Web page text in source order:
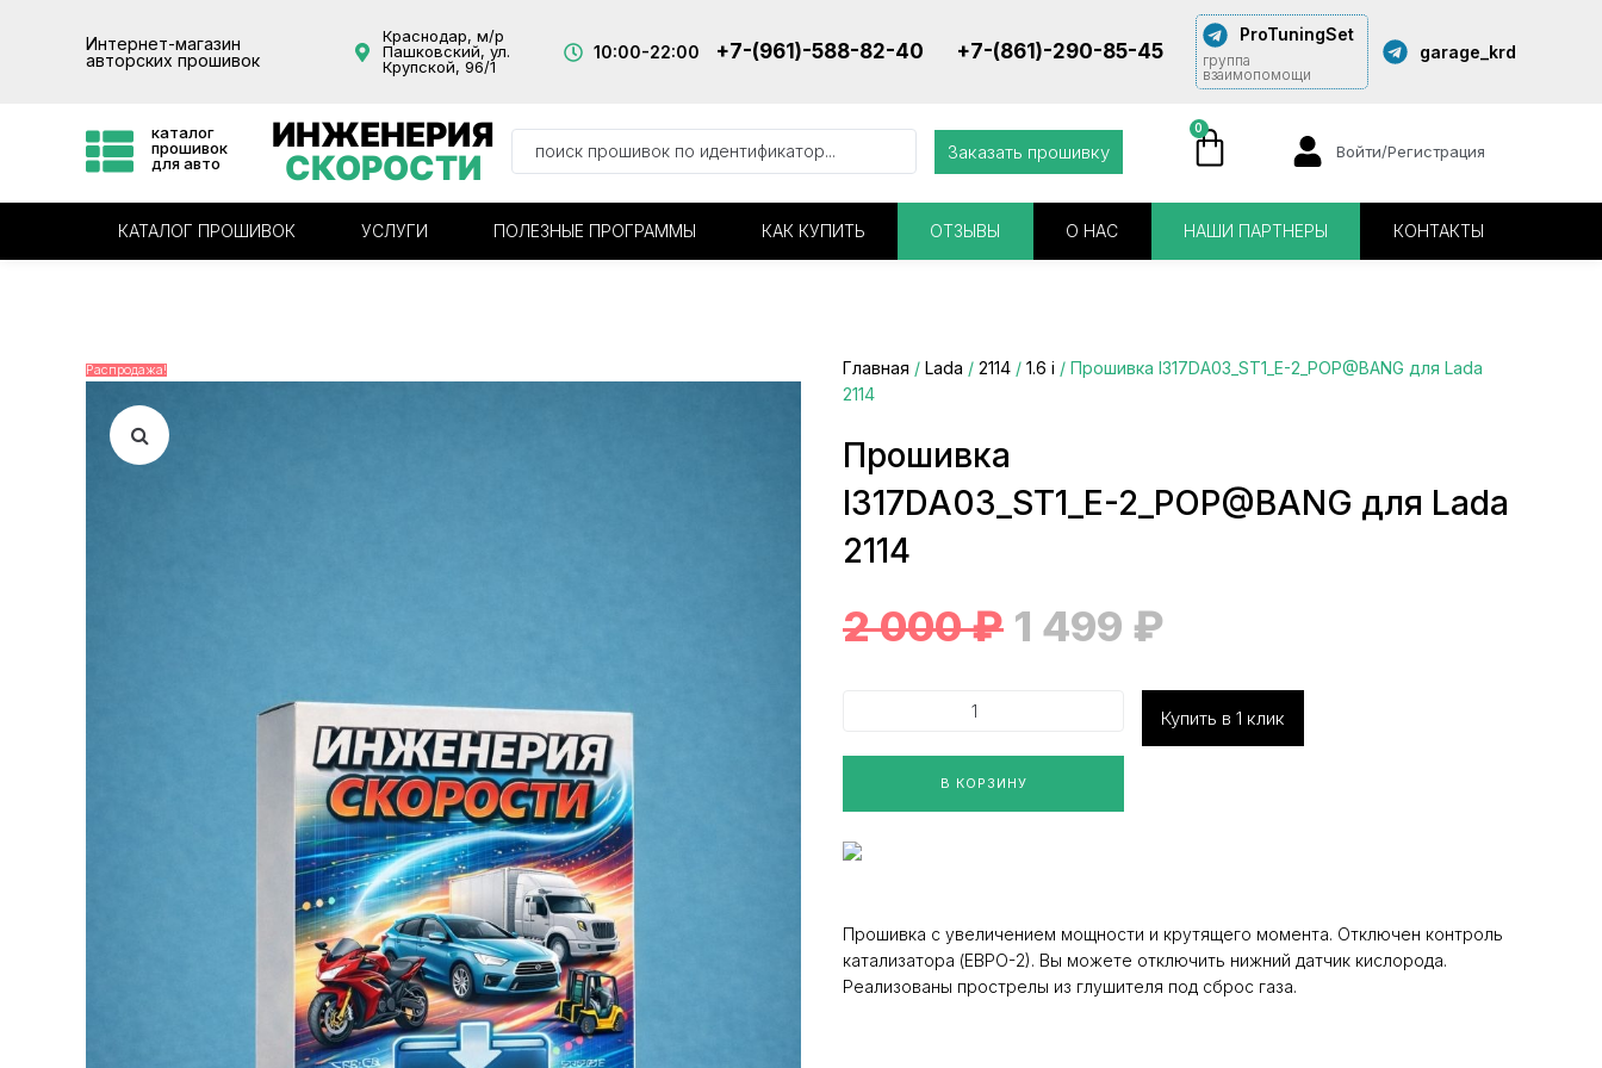
Интернет-магазин
авторских прошивок
Краснодар, м/р
Пашковский, ул.
Крупской, 96/1
10:00-22:00 +7-(961)-588-82-40 +7-(861)-290-85-45
ProTuningSet
группа
взаимопомощи
garage_krd
каталог
прошивок
для авто
ИНЖЕНЕРИЯ
СКОРОСТИ
Заказать прошивку
0
Войти/Регистрация
КАТАЛОГ ПРОШИВОК УСЛУГИ ПОЛЕЗНЫЕ ПРОГРАММЫ КАК КУПИТЬ ОТЗЫВЫ О НАС НАШИ ПАРТНЕРЫ КОНТАКТЫ
Распродажа! Главная / Lada / 2114 / 1.6 i / Прошивка I317DA03_ST1_Е-2_POP@BANG для Lada
2114
Прошивка
I317DA03_ST1_Е-2_POP@BANG для Lada
2114
2 000₽ 1 499 ₽
В КОРЗИНУ
Купить в 1 клик
Прошивка с увеличением мощности и крутящего момента. Отключен контроль
катализатора (ЕВРО-2). Вы можете отключить нижний датчик кислорода.
Реализованы прострелы из глушителя под сброс газа.